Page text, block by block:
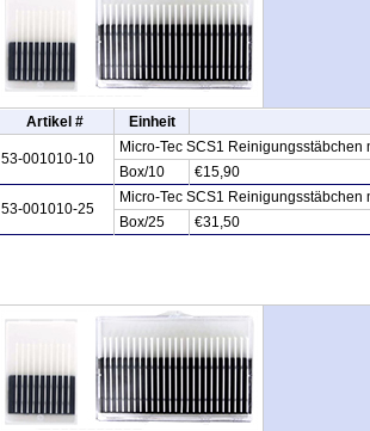
Artikel # Einheit
53-001010-10
Micro-Tec SCS1
Box/10
€15,90
53-001010-25
Micro-Tec SCS1
Box/25
€31,50